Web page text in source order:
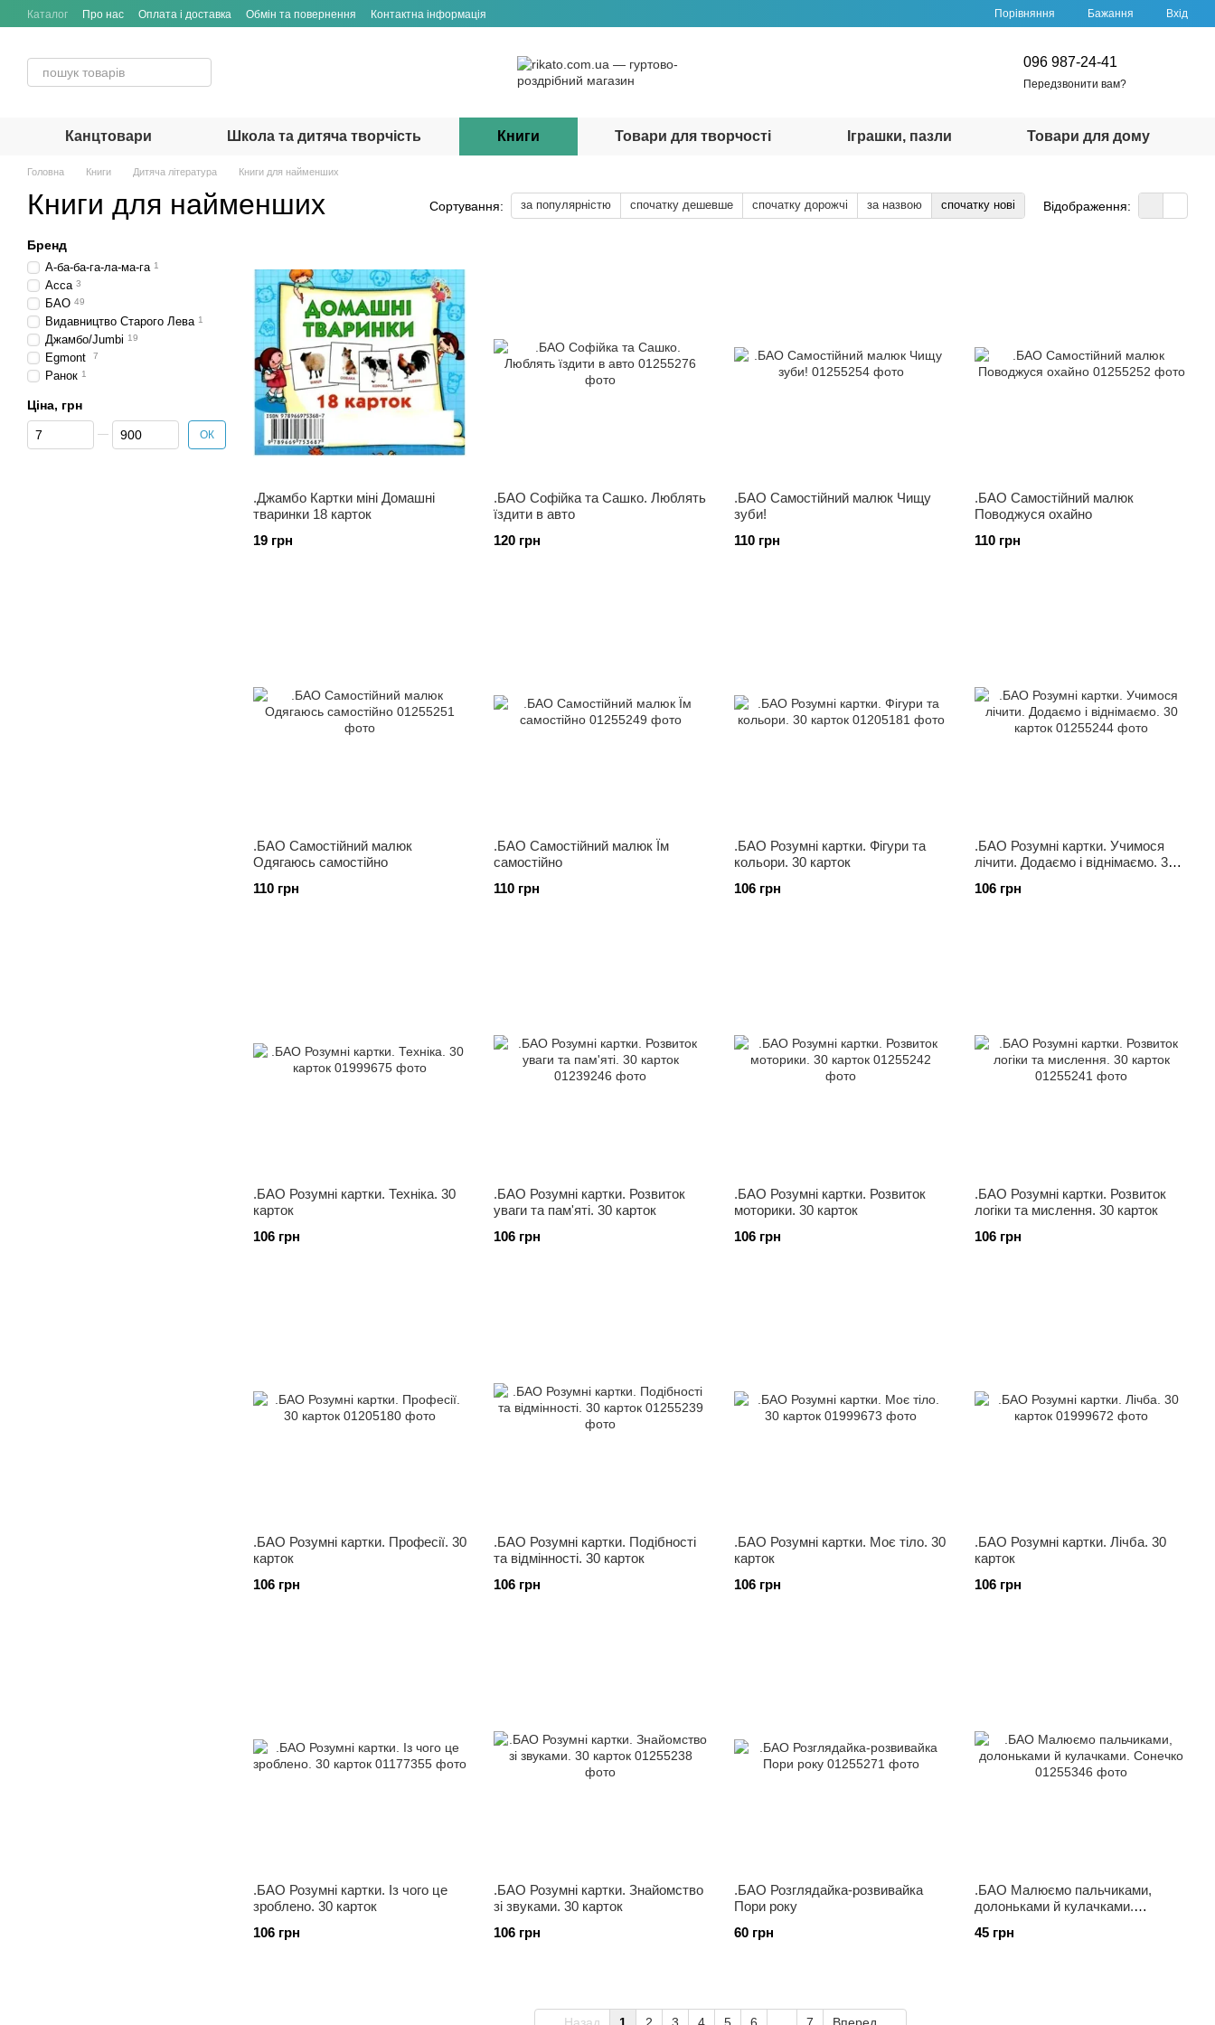
Перейти до основного контенту
Каталог Про нас Оплата і доставка Обмін та повернення Контактна інформація Порівняння Бажання Вхід
096 987-24-41
Передзвонити вам?
Канцтовари Школа та дитяча творчість Книги Товари для творчості Іграшки, пазли Товари для дому
Головна Книги Дитяча література Книги для найменших
Книги для найменших Сортування: за популярністю спочатку дешевше спочатку дорожчі за назвою спочатку нові Відображення:
.Джамбо Картки міні Домашні
тваринки 18 карток
19 грн
.БАО Софійка та Сашко. Люблять
їздити в авто
120 грн
.БАО Самостійний малюк Чищу
зуби!
110 грн
.БАО Самостійний малюк
Поводжуся охайно
110 грн
.БАО Самостійний малюк
Одягаюсь самостійно
110 грн
.БАО Самостійний малюк Їм
самостійно
110 грн
.БАО Розумні картки. Фігури та
кольори. 30 карток
106 грн
.БАО Розумні картки. Учимося
лічити. Додаємо і віднімаємо. 30
106 грн
.БАО Розумні картки. Техніка. 30
карток
106 грн
.БАО Розумні картки. Розвиток
уваги та пам'яті. 30 карток
106 грн
.БАО Розумні картки. Розвиток
моторики. 30 карток
106 грн
.БАО Розумні картки. Розвиток
логіки та мислення. 30 карток
106 грн
.БАО Розумні картки. Професії. 30
карток
106 грн
.БАО Розумні картки. Подібності
та відмінності. 30 карток
106 грн
.БАО Розумні картки. Моє тіло. 30
карток
106 грн
.БАО Розумні картки. Лічба. 30
карток
106 грн
.БАО Розумні картки. Із чого це
зроблено. 30 карток
106 грн
.БАО Розумні картки. Знайомство
зі звуками. 30 карток
106 грн
.БАО Розглядайка-розвивайка
Пори року
60 грн
.БАО Малюємо пальчиками,
долоньками й кулачками.
45 грн
Бренд
А-ба-ба-га-ла-ма-га 1
Асса 3
БАО 49
Видавництво Старого Лева 1
Джамбо/Jumbi 19
Egmont 7
Ранок 1
Ціна, грн
Від Ціна, грн
До Ціна, грн ОК